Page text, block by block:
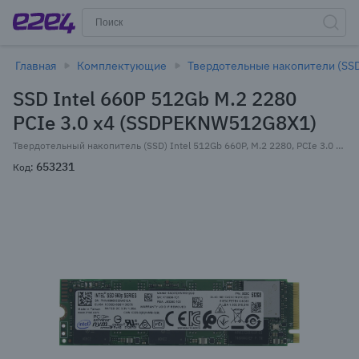
Главная Комплектующие Твердотельные накопители
SSD Intel 660P 512Gb M.2 2280
PCIe 3.0 x4 (SSDPEKNW512G8X1)
Твердотельный накопитель (SSD) Intel 512Gb 660P, M.2 2280, PCIe 3.0 x4, NVMe (SSDPEKNW512G8X1)
Код: 653231